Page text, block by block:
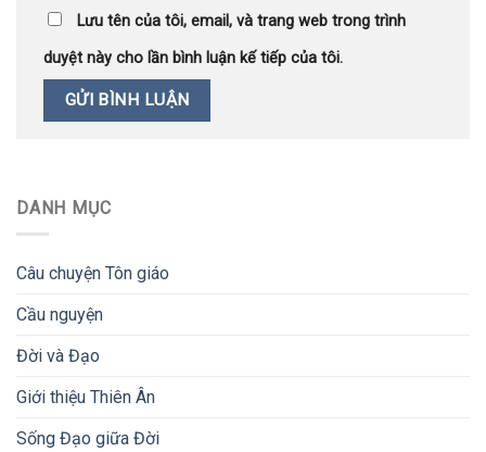
Lưu tên của tôi, email, và trang web trong trình
duyệt này cho lần bình luận kế tiếp của tôi.
DANH MỤC
Câu chuyện Tôn giáo
Cầu nguyện
Đời và Đạo
Giới thiệu Thiên Ân
Sống Đạo giữa Đời